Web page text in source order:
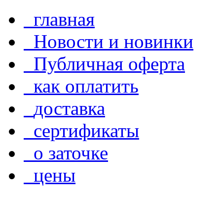
главная
Новости и новинки
Публичная оферта
как оплатить
доставка
сертификаты
о заточке
цены